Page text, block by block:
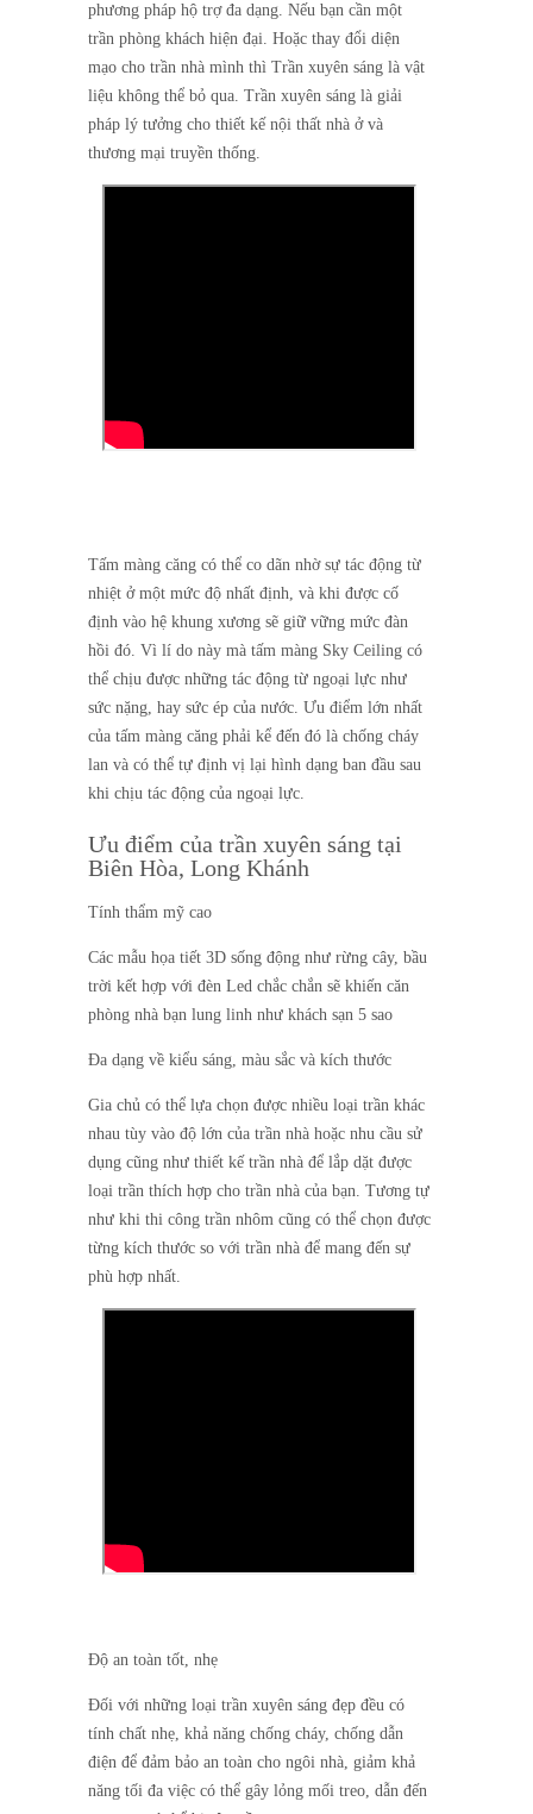
phương pháp hộ trợ đa dạng. Nếu bạn cần một
trần phòng khách hiện đại. Hoặc thay đổi diện
mạo cho trần nhà mình thì Trần xuyên sáng là vật
liệu không thể bỏ qua. Trần xuyên sáng là giải
pháp lý tưởng cho thiết kế nội thất nhà ở và
thương mại truyền thống.
Tấm màng căng có thể co dãn nhờ sự tác động từ
nhiệt ở một mức độ nhất định, và khi được cố
định vào hệ khung xương sẽ giữ vững mức đàn
hồi đó. Vì lí do này mà tấm màng Sky Ceiling có
thể chịu được những tác động từ ngoại lực như
sức nặng, hay sức ép của nước. Ưu điểm lớn nhất
của tấm màng căng phải kể đến đó là chống cháy
lan và có thể tự định vị lại hình dạng ban đầu sau
khi chịu tác động của ngoại lực.
Ưu điểm của trần xuyên sáng tại
Biên Hòa, Long Khánh
Tính thẩm mỹ cao
Các mẫu họa tiết 3D sống động như rừng cây, bầu
trời kết hợp với đèn Led chắc chắn sẽ khiến căn
phòng nhà bạn lung linh như khách sạn 5 sao
Đa dạng về kiểu sáng, màu sắc và kích thước
Gia chủ có thể lựa chọn được nhiều loại trần khác
nhau tùy vào độ lớn của trần nhà hoặc nhu cầu sử
dụng cũng như thiết kế trần nhà để lắp dặt được
loại trần thích hợp cho trần nhà của bạn. Tương tự
như khi thi công trần nhôm cũng có thể chọn được
từng kích thước so với trần nhà để mang đến sự
phù hợp nhất.
Độ an toàn tốt, nhẹ
Đối với những loại trần xuyên sáng đẹp đều có
tính chất nhẹ, khả năng chống cháy, chống dẫn
điện để đảm bảo an toàn cho ngôi nhà, giảm khả
năng tối đa việc có thể gây lỏng mối treo, dẫn đến